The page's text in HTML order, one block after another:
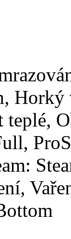
teplé,